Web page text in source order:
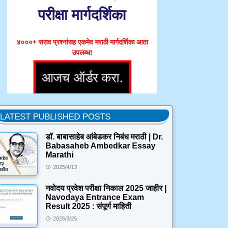
परीक्षा मार्गदर्शिका
४०००+ सराव प्रश्नांसह एकमेव मराठी मार्गदर्शिका आता
उपलब्ध!
LATEST PUBLISHED POSTS
डॉ. बाबासाहेब आंबेडकर निबंध मराठी | Dr.
Babasaheb Ambedkar Essay
Marathi
2025/4/13
नवोदय प्रवेश परीक्षा निकाल 2025 जाहीर |
Navodaya Entrance Exam
Result 2025 : संपूर्ण माहिती
2025/3/25